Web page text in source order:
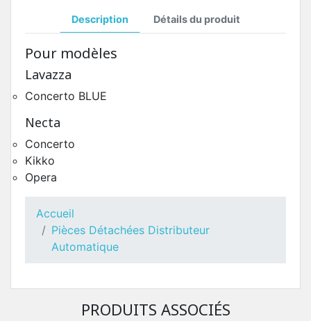
Pièces Détachées Distributeur Automatique
Description Détails du produit
Pour modèles
Lavazza
Concerto BLUE
Necta
Concerto
Kikko
Opera
Accueil
Pièces Détachées Distributeur
Automatique
PRODUITS ASSOCIÉS